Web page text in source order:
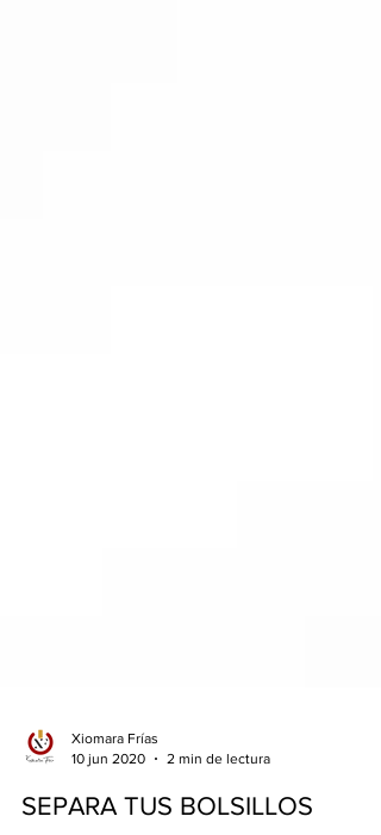
10 jun 2020
2 min de lectura